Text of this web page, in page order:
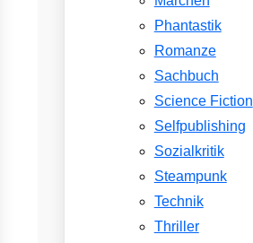
Phantastik
Romanze
Sachbuch
Science Fiction
Selfpublishing
Sozialkritik
Steampunk
Technik
Thriller